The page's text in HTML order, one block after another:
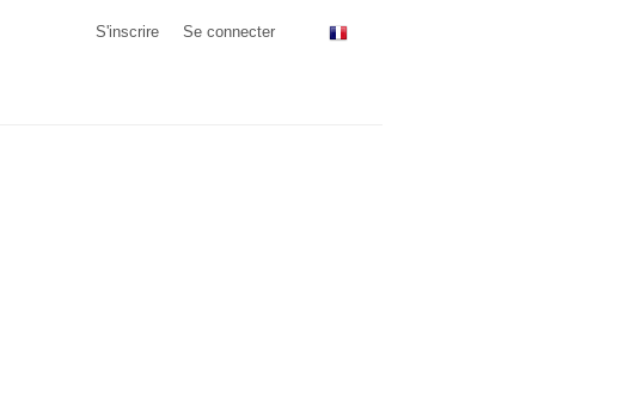
S'inscrire Se connecter